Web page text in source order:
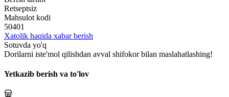
Retseptsiz
Mahsulot kodi
50401
Xatolik haqida xabar berish
Sotuvda yo'q
Dorilarni iste'mol qilishdan avval shifokor bilan maslahatlashing!
Yetkazib berish va to'lov